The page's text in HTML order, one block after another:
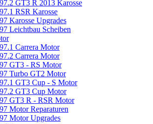
GT3 R 2013 Karosse
RSR Karosse
Karosse Upgrades
Leichtbau Scheiben
Carrera Motor
Carrera Motor
GT3 - RS Motor
Turbo GT2 Motor
GT3 Cup - S Motor
GT3 Cup Motor
GT3 R - RSR Motor
Motor Reparaturen
Motor Upgrades